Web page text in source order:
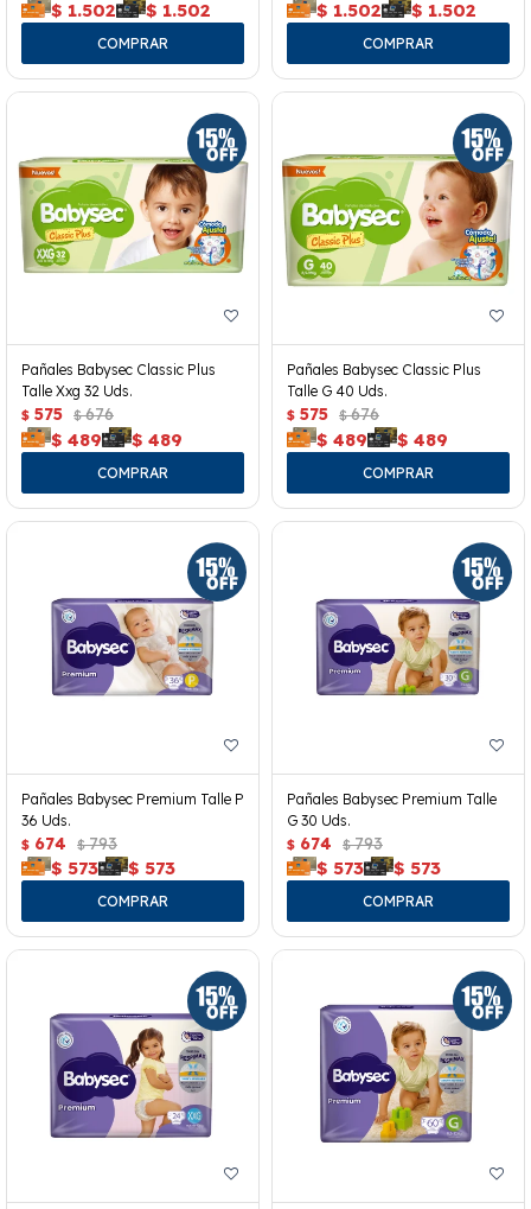
$ 1.502 $ 1.502 $ 1.502 $ 1.502
Pañales Babysec Classic Plus
Talle Xxg 32 Uds.
$ 575 $ 676
$ 489 $ 489
Pañales Babysec Classic Plus
Talle G 40 Uds.
$ 575 $ 676
$ 489 $ 489
Pañales Babysec Premium Talle P
36 Uds.
$ 674 $ 793
$ 573 $ 573
Pañales Babysec Premium Talle
G 30 Uds.
$ 674 $ 793
$ 573 $ 573